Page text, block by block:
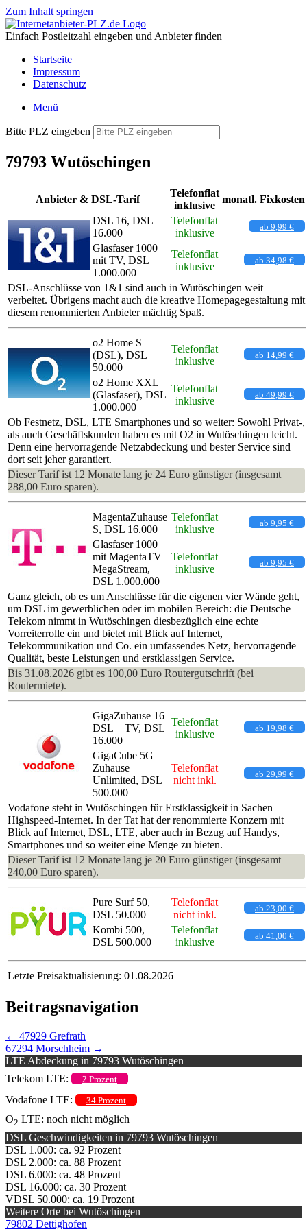
Zum Inhalt springen
Einfach Postleitzahl eingeben und Anbieter finden
Startseite
Impressum
Datenschutz
Menü
Bitte PLZ eingeben
79793 Wutöschingen
Anbieter & DSL-Tarif
Telefonflat
inklusive
monatl. Fixkosten
DSL 16, DSL
16.000
Telefonflat
inklusive
ab 9,99 €
Glasfaser 1000
mit TV, DSL
1.000.000
Telefonflat
inklusive
ab 34,98 €
DSL-Anschlüsse von 1&1 sind auch in Wutöschingen weit
verbeitet. Übrigens macht auch die kreative Homepagegestaltung mit
diesem renommierten Anbieter mächtig Spaß.
o2 Home S
(DSL), DSL
50.000
Telefonflat
inklusive
ab 14,99 €
o2 Home XXL
(Glasfaser), DSL
1.000.000
Telefonflat
inklusive
ab 49,99 €
Ob Festnetz, DSL, LTE Smartphones und so weiter: Sowohl Privat-,
als auch Geschäftskunden haben es mit O2 in Wutöschingen leicht.
Denn eine hervorragende Netzabdeckung und bester Service sind
dort seit jeher garantiert.
Dieser Tarif ist 12 Monate lang je 24 Euro günstiger (insgesamt
288,00 Euro sparen).
MagentaZuhause
S, DSL 16.000
Telefonflat
inklusive
ab 9,95 €
Glasfaser 1000
mit MagentaTV
MegaStream,
DSL 1.000.000
Telefonflat
inklusive
ab 9,95 €
Ganz gleich, ob es um Anschlüsse für die eigenen vier Wände geht,
um DSL im gewerblichen oder im mobilen Bereich: die Deutsche
Telekom nimmt in Wutöschingen diesbezüglich eine echte
Vorreiterrolle ein und bietet mit Blick auf Internet,
Telekommunikation und Co. ein umfassendes Netz, hervorragende
Qualität, beste Leistungen und erstklassigen Service.
Bis 31.08.2026 gibt es 100,00 Euro Routergutschrift (bei
Routermiete).
GigaZuhause 16
DSL + TV, DSL
16.000
Telefonflat
inklusive
ab 19,98 €
GigaCube 5G
Zuhause
Unlimited, DSL
500.000
Telefonflat
nicht inkl.
ab 29,99 €
Vodafone steht in Wutöschingen für Erstklassigkeit in Sachen
Highspeed-Internet. In der Tat hat der renommierte Konzern mit
Blick auf Internet, DSL, LTE, aber auch in Bezug auf Handys,
Smartphones und so weiter eine Menge zu bieten.
Dieser Tarif ist 12 Monate lang je 20 Euro günstiger (insgesamt
240,00 Euro sparen).
Pure Surf 50,
DSL 50.000
Telefonflat
nicht inkl.
ab 23,00 €
Kombi 500,
DSL 500.000
Telefonflat
inklusive
ab 41,00 €
Letzte Preisaktualisierung: 01.08.2026
Beitragsnavigation
← 47929 Grefrath
67294 Morschheim →
LTE Abdeckung in 79793 Wutöschingen
Telekom LTE:
2 Prozent
Vodafone LTE: 34 Prozent
O2 LTE: noch nicht möglich
DSL Geschwindigkeiten in 79793 Wutöschingen
DSL 1.000: ca. 92 Prozent
DSL 2.000: ca. 88 Prozent
DSL 6.000: ca. 48 Prozent
DSL 16.000: ca. 30 Prozent
VDSL 50.000: ca. 19 Prozent
Weitere Orte bei Wutöschingen
79802 Dettighofen